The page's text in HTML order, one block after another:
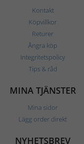
Kontakt
Köpvillkor
Returer
Ångra köp
Integritetspolicy
Tips & råd
MINA TJÄNSTER
Mina sidor
Lägg order direkt
NYHETSBREV